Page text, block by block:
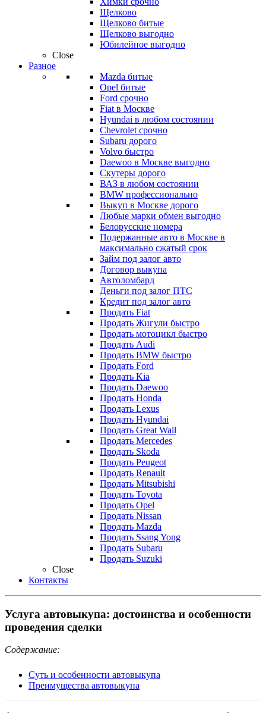
Щелково
Щелково битые
Щелково выгодно
Юбилейное выгодно
Close
Разное
Mazda битые
Opel битые
Ford срочно
Fiat в Москве
Hyundai в любом состоянии
Chevrolet срочно
Subaru дорого
Volvo быстро
Daewoo в Москве выгодно
Скутеры дорого
ВАЗ в любом состоянии
BMW профессионально
Выкуп в Москве дорого
Любые марки обмен выгодно
Белорусские номера
Подержанные авто в Москве в
максимально сжатый срок
Займ под залог авто
Договор выкупа
Автоломбард
Деньги под залог ПТС
Кредит под залог авто
Продать Fiat
Продать Жигули быстро
Продать мотоцикл быстро
Продать Audi
Продать BMW быстро
Продать Ford
Продать Kia
Продать Daewoo
Продать Honda
Продать Lexus
Продать Hyundai
Продать Great Wall
Продать Mercedes
Продать Skoda
Продать Peugeot
Продать Renault
Продать Mitsubishi
Продать Toyota
Продать Opel
Продать Nissan
Продать Mazda
Продать Ssang Yong
Продать Subaru
Продать Suzuki
Close
Контакты
Услуга автовыкупа: достоинства и особенности
проведения сделки
Содержание:
Суть и особенности автовыкупа
Преимущества автовыкупа